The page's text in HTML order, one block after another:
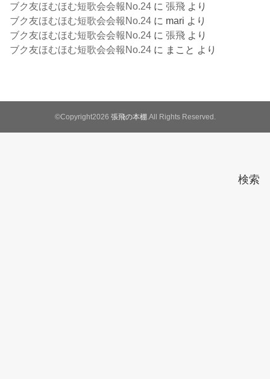
検索
ブク友ほむほむ短歌会会報No.24 に張飛 より
ブク友ほむほむ短歌会会報No.24 に mari より
ブク友ほむほむ短歌会会報No.24 に張飛 より
ブク友ほむほむ短歌会会報No.24 に まこと より
©Copyright2026 張飛の本棚 .All Rights Reserved.